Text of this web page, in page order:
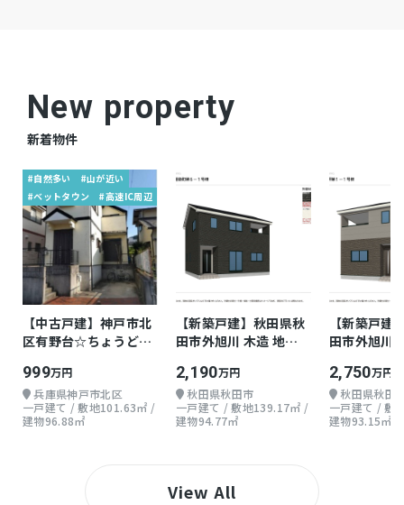
人感センサー付照明、ダウンライト、火災警報
備考
－
【物件周辺の生活情報】 ・学校 原良小学校
(1,000m)、城西中学校(1,400m) ・買い物 スー
パー(1,100m)、コンビニ(950m)、ドラッグス
トア(1,200m) ・その他施設 銀行(1,000m)、昭
和幼稚園(1,200m) 施工会社:東証プライム上場
飯田グループ 一建設株式会社 [物件コー
入総額3、498万円、お借入年数は40年、金利
0.95%で計算しております。※お借入総額に諸
承くださいませ。※本物件はオール電化ではな
New property
新着物件
#自然多い
#山が近い
#ベットタウン
#高速IC周辺
【中古戸建】神戸市北
区有野台☆ちょうどよ
999万円
兵庫県神戸市北区
一戸建て / 敷地101.63㎡ /
建物96.88㎡
【新築戸建】秋田県秋
田市外旭川 木造 地上2
2,190万円
秋田県秋田市
一戸建て / 敷地139.17㎡ /
建物94.77㎡
【新築戸建
田市外旭川
2,750万円
秋田県秋田
一戸建て / 敷
建物93.15㎡
View All